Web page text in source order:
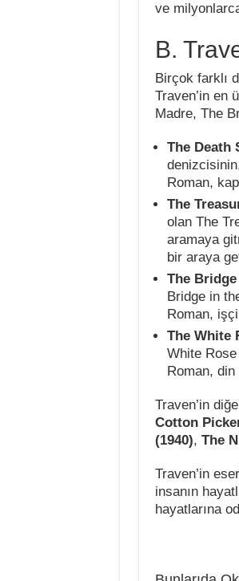
ve
B.
Birçok farklı
Traven’in en
Madre, The
The Death
Roman,
The
olan The
aramaya
bir araya
The
Bridge in
Roman, işçi
The White
White Rose
Roman,
Traven’in
Cotton
(1940), The
Traven’in
insanın
hayatlarına